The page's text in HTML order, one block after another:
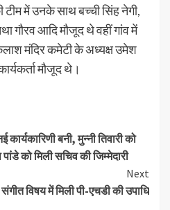
में उनके साथ बच्ची सिंह नेगी,
गौरव आदि मौजूद थे वहीं गांव में
मंदिर कमेटी के अध्यक्ष उमेश
मौजूद थे।
बनी, मुन्नी तिवारी को
को मिली सचिव की जिम्मेदारी
Next
विषय में मिली पी-एचडी की उपाधि